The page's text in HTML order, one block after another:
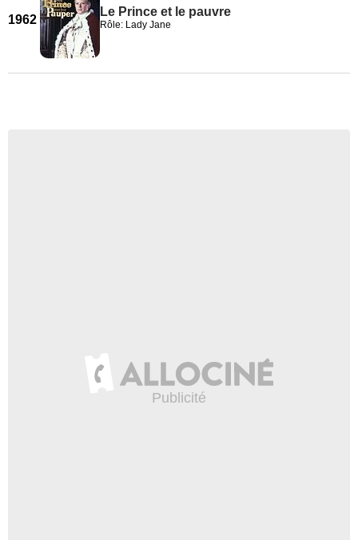
1962
Le Prince et le pauvre
Rôle: Lady Jane